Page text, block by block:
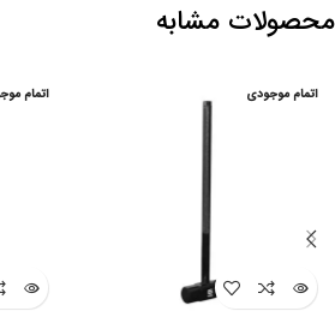
محصولات مشابه
اتمام موجودی اتمام